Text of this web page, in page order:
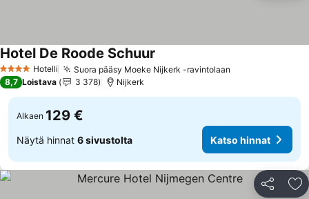
4 Tähtiluokitus
Hotelli Suora pääsy Moeke Nijkerk -ravintolaan
Hotel De Roode Schuur
8,7 Loistava 3 378 Nijkerk
Alkaen 129 €
Näytä hinnat 6 sivustolta Katso hinnat
Jaa